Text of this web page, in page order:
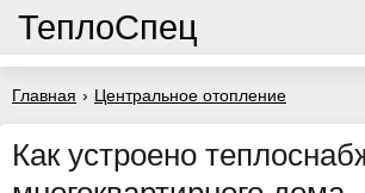
ТеплоСпец
Главная › Центральное отопление
Как устроено